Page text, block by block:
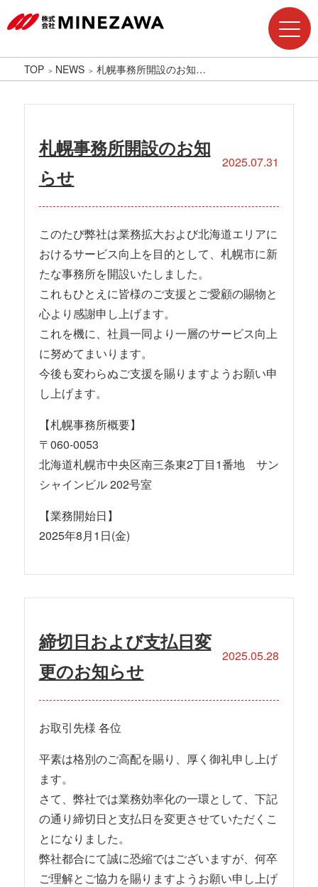
TOP NEWS 札幌事務所開設のお知…
札幌事務所開設のお知
らせ
2025.07.31
このたび弊社は業務拡大および北海道エリアに
おけるサービス向上を目的として、札幌市に新
たな事務所を開設いたしました。
これもひとえに皆様のご支援とご愛顧の賜物と
心より感謝申し上げます。
これを機に、社員一同より一層のサービス向上
に努めてまいります。
今後も変わらぬご支援を賜りますようお願い申
し上げます。
【札幌事務所概要】
〒060-0053
北海道札幌市中央区南三条東2丁目1番地 サン
シャインビル 202号室
【業務開始日】
2025年8月1日(金)
締切日および支払日変
更のお知らせ
2025.05.28
お取引先様 各位
平素は格別のご高配を賜り、厚く御礼申し上げ
ます。
さて、弊社では業務効率化の一環として、下記
の通り締切日と支払日を変更させていただくこ
とになりました。
弊社都合にて誠に恐縮ではございますが、何卒
ご理解とご協力を賜りますようお願い申し上げ